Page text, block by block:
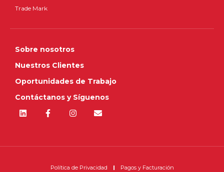
Trade Mark
Sobre nosotros
Nuestros Clientes
Oportunidades de Trabajo
Contáctanos y Síguenos
Política de Privacidad Pagos y Facturación